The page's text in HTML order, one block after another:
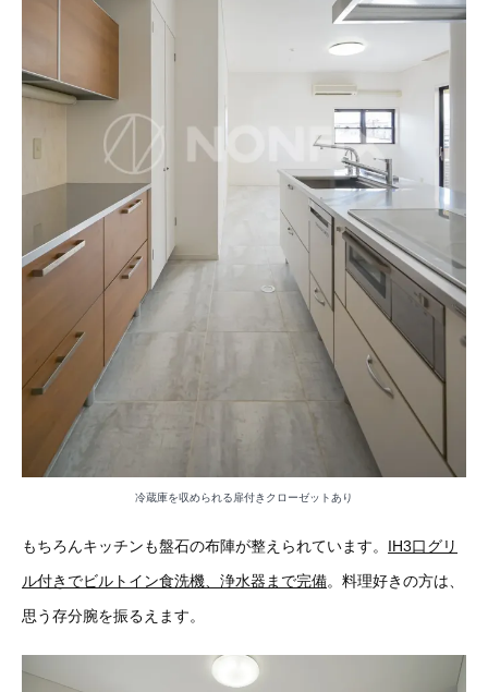
冷蔵庫を収められる扉付きクローゼットあり
もちろんキッチンも盤石の布陣が整えられています。 IH3口グリ
ル付きでビルトイン食洗機、浄水器まで完備。料理好きの方は、
思う存分腕を振るえます。